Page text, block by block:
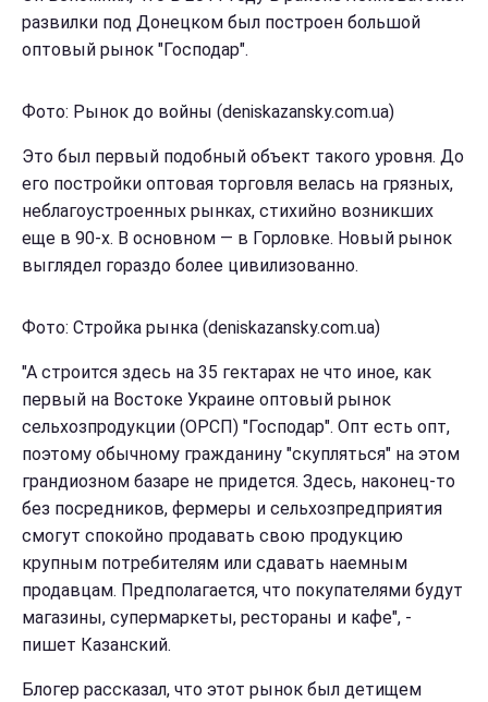
развилки под Донецком был построен большой
оптовый рынок "Господар".
Фото: Рынок до войны (deniskazansky.com.ua)
Это был первый подобный объект такого уровня. До
его постройки оптовая торговля велась на грязных,
неблагоустроенных рынках, стихийно возникших
еще в 90-х. В основном — в Горловке. Новый рынок
выглядел гораздо более цивилизованно.
Фото: Стройка рынка (deniskazansky.com.ua)
"А строится здесь на 35 гектарах не что иное, как
первый на Востоке Украине оптовый рынок
сельхозпродукции (ОРСП) "Господар". Опт есть опт,
поэтому обычному гражданину "скупляться" на этом
грандиозном базаре не придется. Здесь, наконец-то
без посредников, фермеры и сельхозпредприятия
смогут спокойно продавать свою продукцию
крупным потребителям или сдавать наемным
продавцам. Предполагается, что покупателями будут
магазины, супермаркеты, рестораны и кафе", -
пишет Казанский.
Блогер рассказал, что этот рынок был детищем